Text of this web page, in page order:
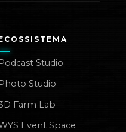
Podcast Studio
Photo Studio
Farm Lab
Event Space